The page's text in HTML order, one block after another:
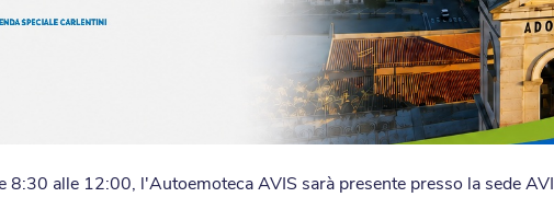
8:30 alle 12:00, l'Autoemoteca AVIS sarà presente presso la sede